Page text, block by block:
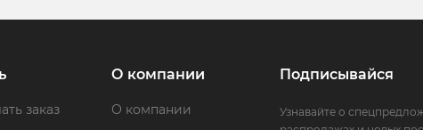
заказ
О компании
О компании
Подписывайся
Узнавайте о